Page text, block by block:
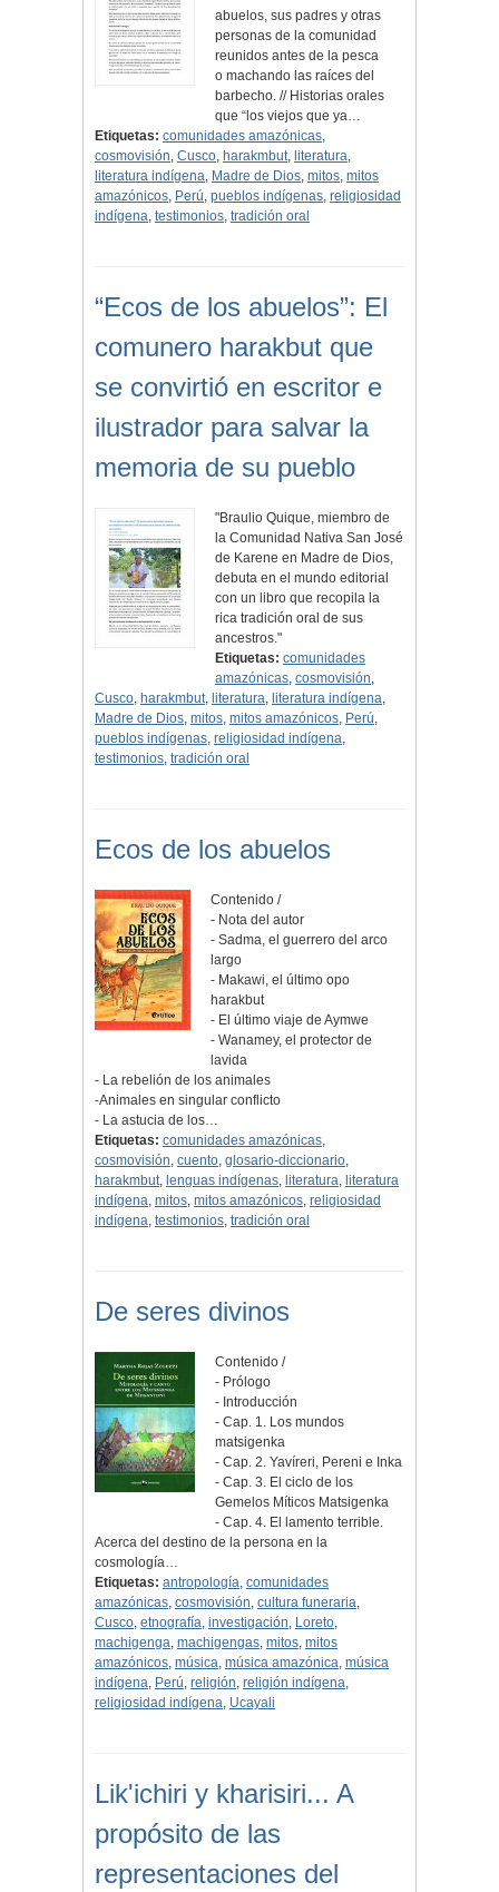
abuelos, sus padres y otras
personas de la comunidad
reunidos antes de la pesca
o machando las raíces del
barbecho. // Historias orales
que “los viejos que ya…
Etiquetas: comunidades amazónicas,
cosmovisión, Cusco, harakmbut, literatura,
literatura indígena, Madre de Dios, mitos, mitos
amazónicos, Perú, pueblos indígenas, religiosidad
indígena, testimonios, tradición oral
“Ecos de los abuelos”: El
comunero harakbut que
se convirtió en escritor e
ilustrador para salvar la
memoria de su pueblo
"Braulio Quique, miembro de
la Comunidad Nativa San José
de Karene en Madre de Dios,
debuta en el mundo editorial
con un libro que recopila la
rica tradición oral de sus
ancestros."
Etiquetas: comunidades
amazónicas,cosmovisión,
Cusco, harakmbut, literatura, literatura indígena,
Madre de Dios, mitos, mitos amazónicos, Perú,
pueblos indígenas, religiosidad indígena,
testimonios, tradición oral
Ecos de los abuelos
Contenido /
- Nota del autor
- Sadma, el guerrero del arco
largo
- Makawi, el último opo
harakbut
- El último viaje de Aymwe
- Wanamey, el protector de
lavida
- La rebelión de los animales
-Animales en singular conflicto
- La astucia de los…
Etiquetas: comunidades amazónicas,
cosmovisión, cuento, glosario-diccionario,
harakmbut, lenguas indígenas, literatura, literatura
indígena, mitos, mitos amazónicos, religiosidad
indígena, testimonios, tradición oral
De seres divinos
Contenido /
- Prólogo
- Introducción
- Cap. 1. Los mundos
matsigenka
- Cap. 2. Yavíreri, Pereni e Inka
- Cap. 3. El ciclo de los
Gemelos Míticos Matsigenka
- Cap. 4. El lamento terrible.
Acerca del destino de la persona en la
cosmología…
Etiquetas: antropología, comunidades
amazónicas, cosmovisión, cultura funeraria,
Cusco, etnografía, investigación, Loreto,
machigenga, machigengas, mitos, mitos
amazónicos, música, música amazónica, música
indígena, Perú, religión, religión indígena,
religiosidad indígena, Ucayali
Lik'ichiri y kharisiri... A
propósito de las
representaciones del